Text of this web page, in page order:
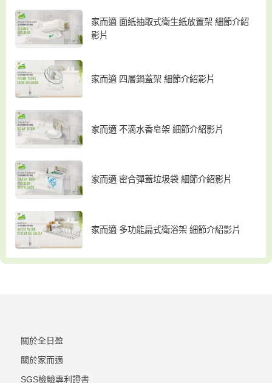
家而適 面紙抽取式衛生紙放置架 細節介紹
影片
家而適 四層鍋蓋架 細節介紹影片
家而適 不滴水香皂架 細節介紹影片
家而適 密合彈蓋垃圾袋 細節介紹影片
家而適 多功能扁式衛浴架 細節介紹影片
關於全日盈
關於家而適
SGS檢驗專利證書